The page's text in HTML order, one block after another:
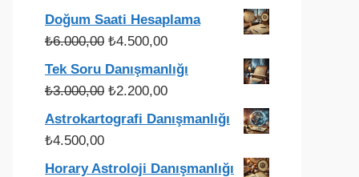
fiyat:
₺3.750,00.
andaki
fiyat:
Doğum Saati Hesaplama
₺6.000,00 Orijinal
fiyat:
₺6.000,00.
₺4.500,00Şu
andaki
fiyat:
Tek Soru Danışmanlığı
₺3.000,00 Orijinal
fiyat:
₺2.200,00Şu
Astrokartografi Danışmanlığı
₺4.500,00
Horary Astroloji Danışmanlığı